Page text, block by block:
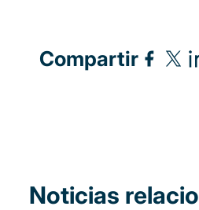
Compartir
Noticias